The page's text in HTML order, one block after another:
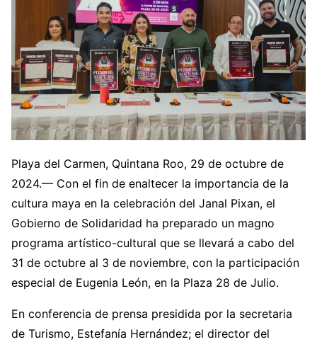
Playa del Carmen, Quintana Roo, 29 de octubre de
2024.— Con el fin de enaltecer la importancia de la
cultura maya en la celebración del Janal Pixan, el
Gobierno de Solidaridad ha preparado un magno
programa artístico-cultural que se llevará a cabo del
31 de octubre al 3 de noviembre, con la participación
especial de Eugenia León, en la Plaza 28 de Julio.
En conferencia de prensa presidida por la secretaria
de Turismo, Estefanía Hernández; el director del